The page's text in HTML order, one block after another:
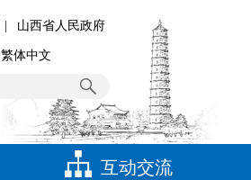
山西省人民政府
繁体中文
互动交流